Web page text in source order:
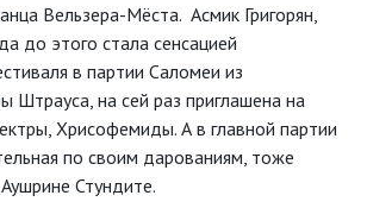
Вельзера-Мёста. Асмик Григорян,
до этого стала сенсацией
в партии Саломеи из
Штрауса, на сей раз приглашена на
Хрисофемиды. А в главной партии
по своим дарованиям, тоже
Стундите.